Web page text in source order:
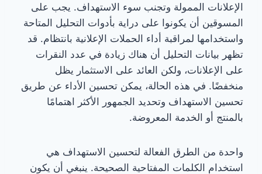
الإعلانات الممولة وتجنب سوء الاستهداف. يجب على
المسوقين أن يكونوا على دراية بأدوات التحليل المتاحة
واستخدامها لمراقبة أداء الحملات الإعلانية بانتظام. قد
تظهر بيانات التحليل أن هناك زيادة في عدد النقرات
على الإعلانات، ولكن العائد على الاستثمار يظل
منخفضًا. في هذه الحالة، يمكن تحسين الأداء عن طريق
تحسين الاستهداف وتحديد الجمهور الأكثر اهتمامًا
بالمنتج أو الخدمة المعروضة.
واحدة من الطرق الفعالة لتحسين الاستهداف هي
استخدام الكلمات المفتاحية الصحيحة. ينبغي أن يكون